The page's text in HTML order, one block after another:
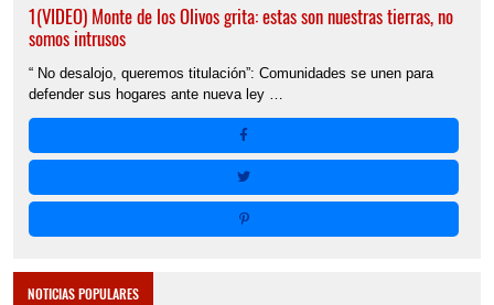
1(VIDEO) Monte de los Olivos grita: estas son nuestras tierras, no
somos intrusos
“ No desalojo, queremos titulación”: Comunidades se unen para
defender sus hogares ante nueva ley …
NOTICIAS POPULARES